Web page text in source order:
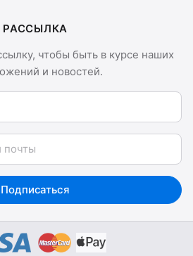
РАССЫЛКА
чтобы быть в курсе наших
и новостей.
Подписаться